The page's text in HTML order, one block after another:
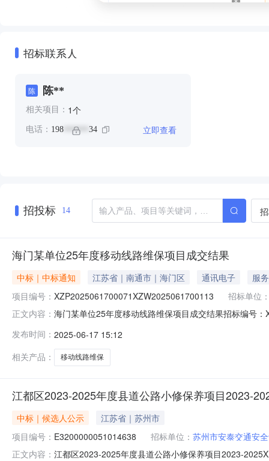
招标联系人
陈 陈**
相关项目： 1个
电话： 198 ****** 34 立即查看
招投标 14
海门某单位25年度移动线路维保项目成交结果
中标｜中标通知 江苏省｜南通市｜海门区 通讯电子
服务
项目编号： XZP2025061700071XZW2025061700113
招标单位
正文内容： 海门某单位25年度移动线路维保项目成交结果招标编号
其他公告内容海门某单位25年度移动线路维保项目成交
发布时间： 2025-06-17 15:12
相关产品：
移动线路维保
江都区2023-2025年度县道公路小修保养项目2023-
中标｜候选人公示
江苏省｜苏州市
项目编号： E3200000051014638 招标单位： 苏州市安泰交通安
正文内容： 江都区2023-2025年度县道公路小修保养项目2023-